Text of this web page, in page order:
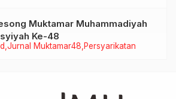
Jurnal Muktamar48 Persyarikatan
Muktamar Muhammadiyah
Ke-48